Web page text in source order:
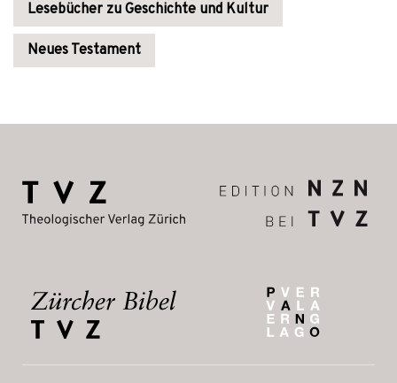
Lesebücher zu Geschichte und Kultur
Neues Testament